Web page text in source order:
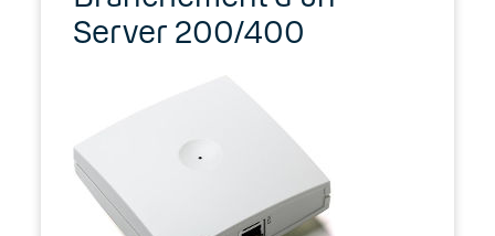
Fonctionnalités
Gigaset E630
Server 200/400